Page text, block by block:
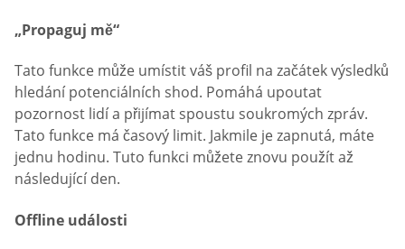
„Propaguj mě“
Tato funkce může umístit váš profil na začátek výsledků
hledání potenciálních shod. Pomáhá upoutat
pozornost lidí a přijímat spoustu soukromých zpráv.
Tato funkce má časový limit. Jakmile je zapnutá, máte
jednu hodinu. Tuto funkci můžete znovu použít až
následující den.
Offline události